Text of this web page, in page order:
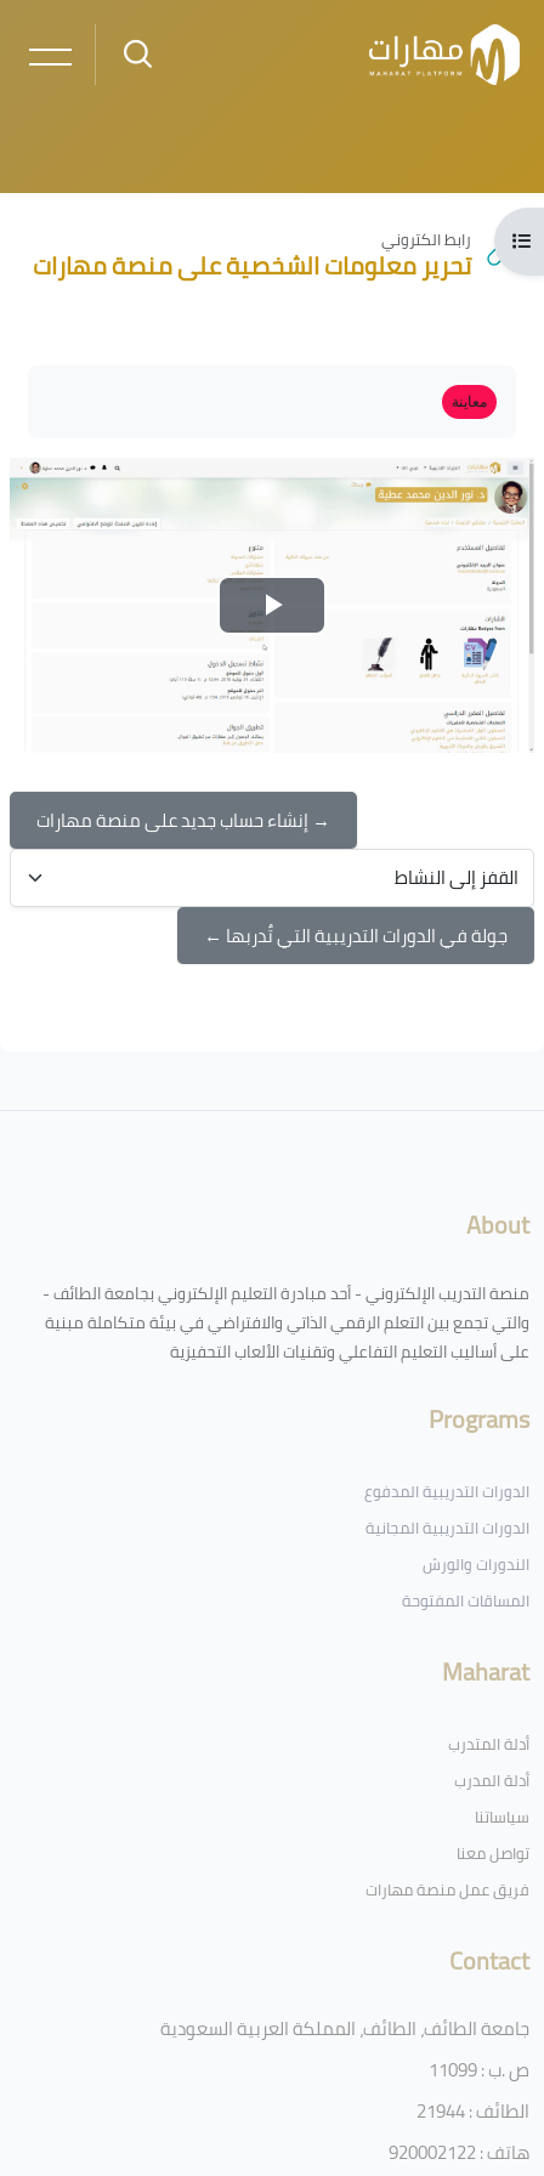
تخطى إلى المحتوى الرئيسي
رابط الكتروني
تحرير معلومات الشخصية على منصة مهارات
فتح فهرس المقرر
الكتل
متطلبات الإكمال
معاينة
تشغيل
الفيديو
→ إنشاء حساب جديد على منصة مهارات
القفز إلى النشاط
جولة في الدورات التدريبية التي تٌدربها ←
About
منصة التدريب الإلكتروني - أحد مبادرة التعليم الإلكتروني بجامعة الطائف -
والتي تجمع بين التعلم الرقمي الذاتي والافتراضي في بيئة متكاملة مبنية
على أساليب التعليم التفاعلي وتقنيات الألعاب التحفيزية
Programs
الدورات التدريبية المدفوع
الدورات التدريبية المجانية
الندورات والورش
المساقات المفتوحة
Maharat
أدلة المتدرب
أدلة المدرب
سياساتنا
تواصل معنا
فريق عمل منصة مهارات
Contact
جامعة الطائف، الطائف، المملكة العربية السعودية
ص .ب : 11099
الطائف : 21944
هاتف : 920002122